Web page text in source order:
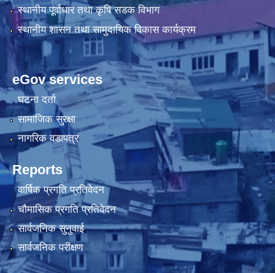
स्थानीय पूर्वाधार तथा कृषि सडक विभाग
स्थानीय शासन तथा सामुदायिक विकास कार्यक्रम
eGov services
घटना दर्ता
सामाजिक सुरक्षा
नागरिक वडापत्र
Reports
वार्षिक प्रगति प्रतिवेदन
चौमासिक प्रगति प्रतिवेदन
सार्वजनिक सुनुवाई
सार्वजनिक परीक्षण